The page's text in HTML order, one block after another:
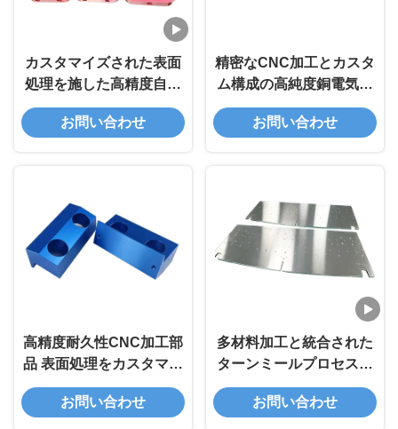
カスタマイズされた表面
処理を施した高精度自動
車部品およびIATF 16949
認証CNC機械加工部品
お問い合わせ
精密なCNC加工とカスタ
ム構成の高純度銅電気部
品
お問い合わせ
高精度耐久性CNC加工部
品 表面処理をカスタマイ
ズし,幅広い材料選択
お問い合わせ
多材料加工と統合された
ターンミールプロセスを
持つカスタム高精度CNC
ターンミール駆動シャフ
お問い合わせ